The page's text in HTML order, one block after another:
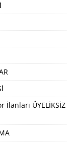
İlanları ÜYELİKSİZ